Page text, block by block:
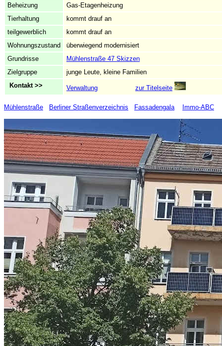
Beheizung
Gas-Etagenheizung
Tierhaltung
kommt drauf an
teilgewerblich
kommt drauf an
Wohnungszustand
überwiegend modernisiert
Grundrisse
Mühlenstraße 47 Skizzen
Zielgruppe
junge Leute, kleine Familien
Kontakt >>
Verwaltung zur Titelseite
Mühlenstraße Berliner Straßenverzeichnis Fassadengala Immo-ABC